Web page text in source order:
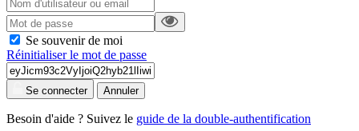
Se souvenir de moi
Réinitialiser le mot de passe
Se connecter Annuler
Besoin d'aide ? Suivez le guide de la double-authentification